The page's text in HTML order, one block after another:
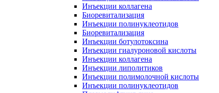
Инъекции коллагена
Биоревитализация
Инъекции полинуклеотидов
Биоревитализация
Инъекции ботулотоксина
Инъекции гиалуроновой кислоты
Инъекции коллагена
Инъекции липолитиков
Инъекции полимолочной кислоты
Инъекции полинуклеотидов